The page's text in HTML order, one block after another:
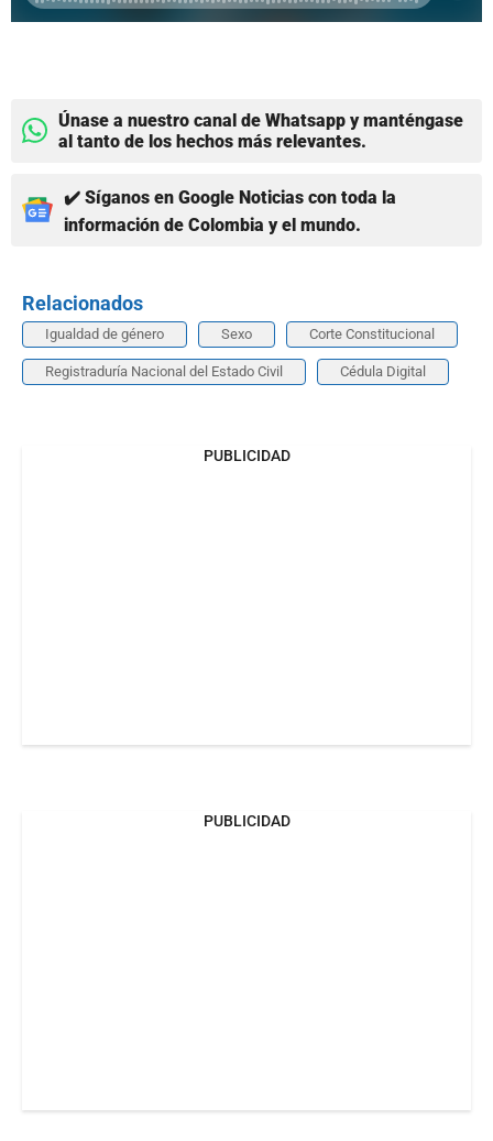
Únase a nuestro canal de Whatsapp y manténgase
al tanto de los hechos más relevantes.
✔️ Síganos en Google Noticias con toda la
información de Colombia y el mundo.
Relacionados
Igualdad de género Sexo Corte Constitucional
Registraduría Nacional del Estado Civil Cédula Digital
PUBLICIDAD
PUBLICIDAD